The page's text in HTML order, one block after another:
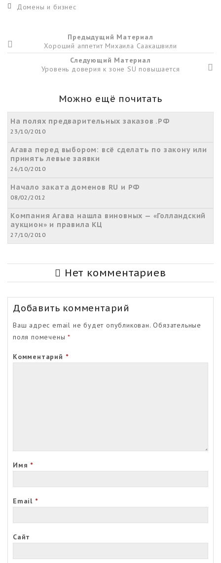
Домены и бизнес
Предыдущий Материал
Хороший аппетит Михаила Саакашвили
Следующий Материал
Уровень доверия к зоне SU повышается
Можно ещё почитать
На полях предварительных заказов .РФ
23/10/2010
Агава перед выбором: всё сделать по закону или
принять левые заявки
26/10/2010
Начало заката доменов RU и РФ
08/02/2012
Компания Агава нашла виновных — «Голландский
аукцион» и правила КЦ
27/10/2010
Нет комментариев
Добавить комментарий
Ваш адрес email не будет опубликован. Обязательные
поля помечены*
Комментарий *
Имя *
Email *
Сайт